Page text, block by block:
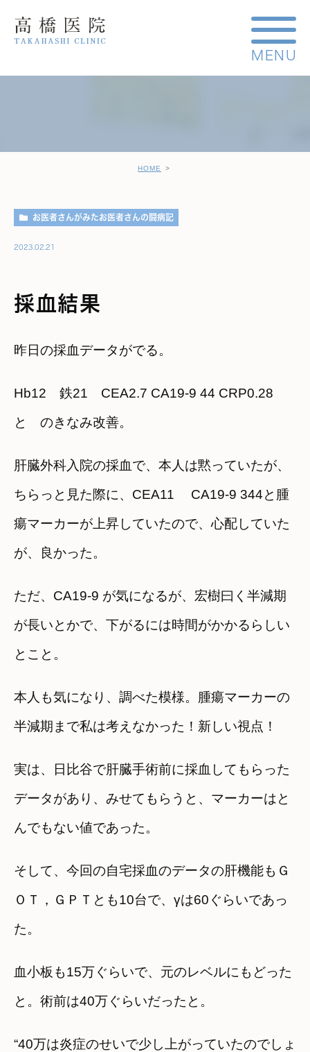
HOME
お医者さんがみたお医者さんの闘病記
2023.02.21
採血結果
昨日の採血データがでる。
Hb12 鉄21 CEA2.7 CA19-9 44 CRP0.28
と のきなみ改善。
肝臓外科入院の採血で、本人は黙っていたが、
ちらっと見た際に、CEA11 CA19-9 344と腫
瘍マーカーが上昇していたので、心配していた
が、良かった。
ただ、CA19-9 が気になるが、宏樹曰く半減期
が長いとかで、下がるには時間がかかるらしい
とこと。
本人も気になり、調べた模様。腫瘍マーカーの
半減期まで私は考えなかった！新しい視点！
実は、日比谷で肝臓手術前に採血してもらった
データがあり、みせてもらうと、マーカーはと
んでもない値であった。
そして、今回の自宅採血のデータの肝機能もＧ
ＯＴ，ＧＰＴとも10台で、γは60ぐらいであっ
た。
血小板も15万ぐらいで、元のレベルにもどった
と。術前は40万ぐらいだったと。
“40万は炎症のせいで少し上がっていたのでしょ